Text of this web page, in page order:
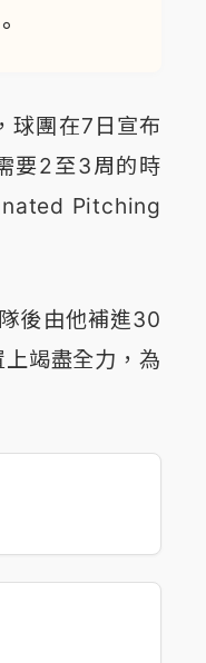
球團在7日宣布
要2至3周的時
Pitching
後由他補進30
竭盡全力，為